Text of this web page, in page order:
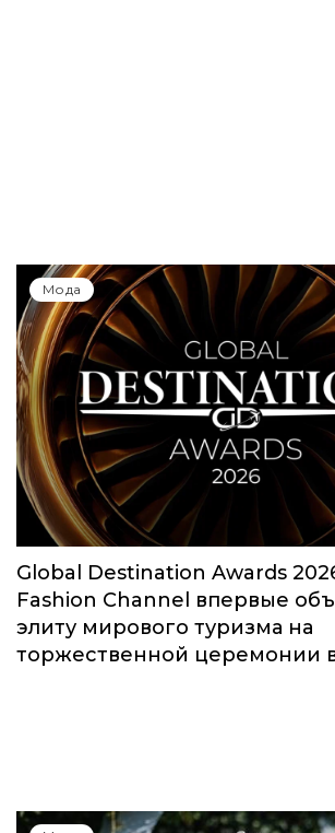
Мода
Global Destination Awards
Fashion Channel впервые
элиту мирового туризма на
торжественной церемонии